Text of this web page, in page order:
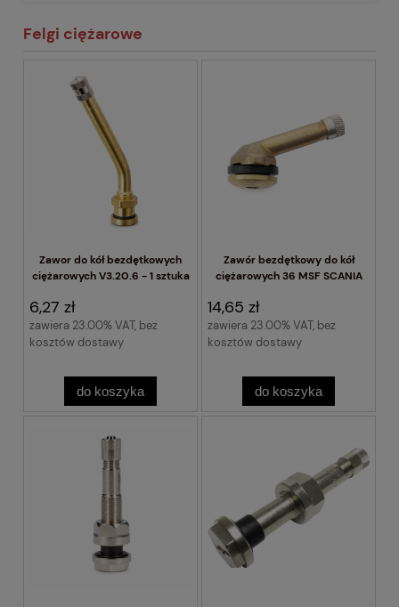
Felgi ciężarowe
Zawor do kół bezdętkowych
ciężarowych V3.20.6 - 1 sztuka
6,27 zł
zawiera 23.00% VAT, bez
kosztów dostawy
do koszyka
Zawór bezdętkowy do kół
ciężarowych 36 MSF SCANIA
14,65 zł
zawiera 23.00% VAT, bez
kosztów dostawy
do koszyka